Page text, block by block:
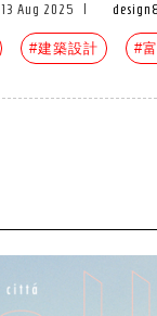
13 Aug 2025
#建築設計 #